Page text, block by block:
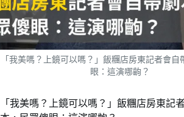
「我美嗎？上鏡可以嗎？」飯糰店房東記者會自
眼：這演哪齣？
「我美嗎？上鏡可以嗎？」飯糰店房東記